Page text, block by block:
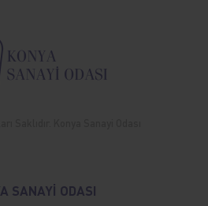
SANAYİ ODASI